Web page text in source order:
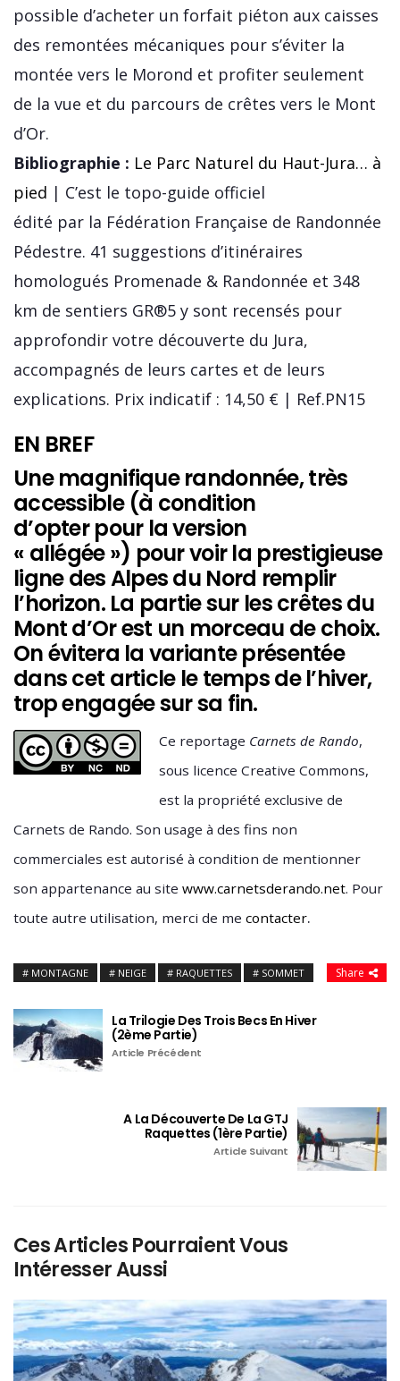
possible d’acheter un forfait piéton aux caisses
des remontées mécaniques pour s’éviter la
montée vers le Morond et profiter seulement
de la vue et du parcours de crêtes vers le Mont
d’Or.
Bibliographie : Le Parc Naturel du Haut-Jura… à
pied | C’est le topo-guide officiel
édité par la Fédération Française de Randonnée
Pédestre. 41 suggestions d’itinéraires
homologués Promenade & Randonnée et 348
km de sentiers GR®5 y sont recensés pour
approfondir votre découverte du Jura,
accompagnés de leurs cartes et de leurs
explications. Prix indicatif : 14,50 € | Ref.PN15
EN BREF
Une magnifique randonnée, très
accessible (à condition
d’opter pour la version
« allégée ») pour voir la prestigieuse
ligne des Alpes du Nord remplir
l’horizon. La partie sur les crêtes du
Mont d’Or est un morceau de choix.
On évitera la variante présentée
dans cet article le temps de l’hiver,
trop engagée sur sa fin.
Ce reportage Carnets de Rando,
sous licence Creative Commons,
est la propriété exclusive de
Carnets de Rando. Son usage à des fins non
commerciales est autorisé à condition de mentionner
son appartenance au site www.carnetsderando.net. Pour
toute autre utilisation, merci de me contacter.
MONTAGNE NEIGE RAQUETTES SOMMET Share
La Trilogie Des Trois Becs En Hiver
(2ème Partie)
Article Précédent
A La Découverte De La GTJ
Raquettes (1ère Partie)
Article Suivant
Ces Articles Pourraient Vous
Intéresser Aussi